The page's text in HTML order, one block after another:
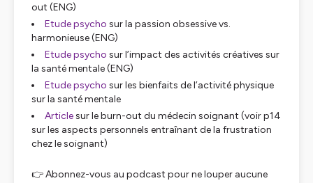
out (ENG)
Etude psycho sur la passion obsessive vs.
harmonieuse (ENG)
Etude psycho sur l’impact des activités créatives sur
la santé mentale (ENG)
Etude psycho sur les bienfaits de l’activité physique
sur la santé mentale
Articlesur le burn-out du médecin soignant (voir p14
sur les aspects personnels entraînant de la frustration
chez le soignant)
👉 Abonnez-vous au podcast pour ne louper aucune